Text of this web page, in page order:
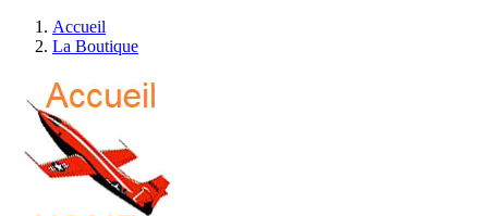
Accueil
La Boutique